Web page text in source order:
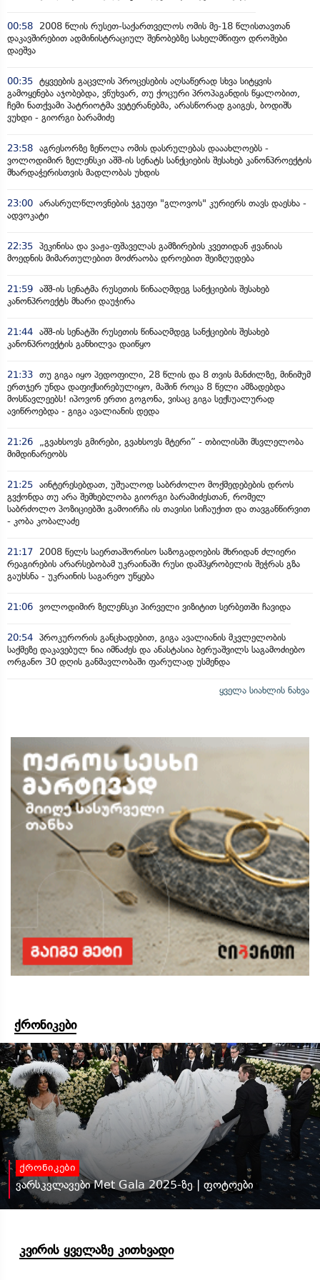
00:58
2008 წლის რუსეთ-საქართველოს ომის მე-18 წლისთავთან
დაკავშირებით ადმინისტრაციულ შენობებზე სახელმწიფო დროშები
დაეშვა
00:35 ტყვეების გაცვლის პროცესების აღსაწერად სხვა სიტყვის
გამოყენება აჯობებდა, ვწუხვარ, თუ ქოცური პროპაგანდის წყალობით,
ჩემი ნათქვამი პატრიოტმა ვეტერანებმა, არასწორად გაიგეს, ბოდიშს
ვუხდი - გიორგი ბარამიძე
23:58 აგრესორზე ზეწოლა ომის დასრულებას დააახლოებს -
ვოლოდიმირ ზელენსკი აშშ-ის სენატს სანქციების შესახებ კანონპროექტის
მხარდაჭერისთვის მადლობას უხდის
23:00 არასრულწლოვნების ჯგუფი "გლოვოს" კურიერს თავს დაესხა -
ადვოკატი
22:35 პეკინისა და ვაჟა-ფშაველას გამზირების კვეთიდან ჟვანიას
მოედნის მიმართულებით მოძრაობა დროებით შეიზღუდება
21:59 აშშ-ის სენატმა რუსეთის წინააღმდეგ სანქციების შესახებ
კანონპროექტს მხარი დაუჭირა
21:44 აშშ-ის სენატში რუსეთის წინააღმდეგ სანქციების შესახებ
კანონპროექტის განხილვა დაიწყო
21:33 თუ გიგა იყო პედოფილი, 28 წლის და 8 თვის მანძილზე, მინიმუმ
ერთჯერ უნდა დაფიქსირებულიყო, მაშინ როცა 8 წელი ამზადებდა
მოსწავლეებს! იპოვონ ერთი გოგონა, ვისაც გიგა სექსუალურად
ავიწროებდა - გიგა ავალიანის დედა
21:26
„გვახსოვს გმირები, გვახსოვს მტერი” - თბილისში მსვლელობა
მიმდინარეობს
21:25 აინტერესებდათ, უშუალოდ საბრძოლო მოქმედებების დროს
გვქონდა თუ არა შემხებლობა გიორგი ბარამიძესთან, რომელ
საბრძოლო პოზიციებში გამოირჩა ის თავისი სიჩაუქით და თავგანწირვით
- კობა კობალაძე
21:17
2008 წელს საერთაშორისო საზოგადოების მხრიდან ძლიერი
რეაგირების არარსებობამ უკრაინაში რუსი დამპყრობელის შეჭრას გზა
გაუხსნა - უკრაინის საგარეო უწყება
21:06 ვოლოდიმირ ზელენსკი პირველი ვიზიტით სერბეთში ჩავიდა
20:54 პროკურორის განცხადებით, გიგა ავალიანის მკვლელობის
საქმეზე დაკავებულ ნია იმნაძეს და ანასტასია ბერუაშვილს საგამოძიებო
ორგანო 30 დღის განმავლობაში ფარულად უსმენდა
ყველა სიახლის ნახვა
ქრონიკები
ქრონიკები
ვარსკვლავები Met Gala 2025-ზე | ფოტოები
კვირის ყველაზე კითხვადი